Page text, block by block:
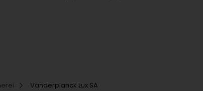
Vanderplanck Lux SA